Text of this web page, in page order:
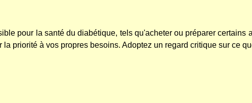
pour la santé du diabétique, tels qu'acheter ou préparer certains
priorité à vos propres besoins. Adoptez un regard critique sur ce